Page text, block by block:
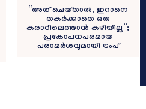
“അത് ചെയ്താല്‍, ഇറാനെ
തകര്‍ക്കാതെ ഒരു
കരാറിലെത്താന്‍ കഴിയില്ല”;
പ്രകോപനപരമായ
പരാമര്‍ശവുമായി ട്രംപ്